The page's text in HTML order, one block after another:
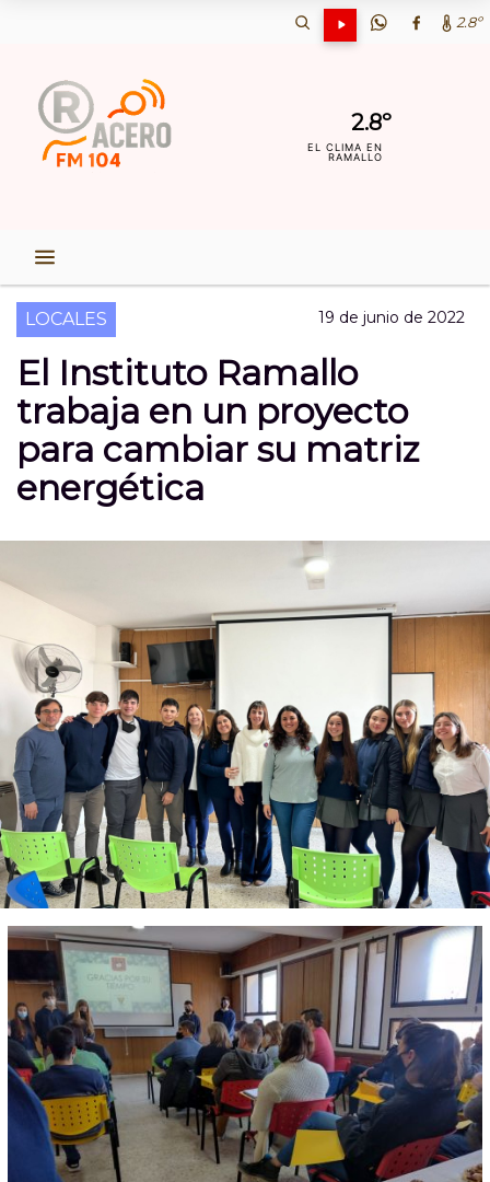
2.8º
2.8º
EL CLIMA EN
RAMALLO
LOCALES 19 de junio de 2022
El Instituto Ramallo
trabaja en un proyecto
para cambiar su matriz
energética